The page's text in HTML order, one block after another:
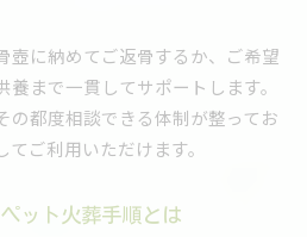
壺に納めてご返骨するか、ご希望
まで一貫してサポートします。
の都度相談できる体制が整ってお
ご利用いただけます。
ット火葬手順とは